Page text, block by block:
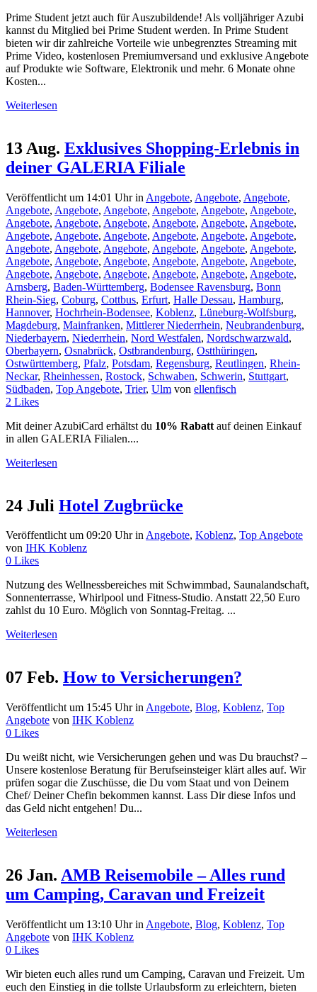
Prime Student jetzt auch für Auszubildende! Als volljähriger Azubi
kannst du Mitglied bei Prime Student werden. In Prime Student
bieten wir dir zahlreiche Vorteile wie unbegrenztes Streaming mit
Prime Video, kostenlosen Premiumversand und exklusive Angebote
auf Produkte wie Software, Elektronik und mehr. 6 Monate ohne
Kosten...
Weiterlesen
13 Aug. Exklusives Shopping-Erlebnis in
deiner GALERIA Filiale
Veröffentlicht um 14:01 Uhrin Angebote, Angebote, Angebote,
Angebote, Angebote, Angebote, Angebote, Angebote, Angebote,
Angebote, Angebote, Angebote, Angebote, Angebote, Angebote,
Angebote, Angebote, Angebote, Angebote, Angebote, Angebote,
Angebote, Angebote, Angebote, Angebote, Angebote, Angebote,
Angebote, Angebote, Angebote, Angebote, Angebote, Angebote,
Angebote, Angebote, Angebote, Angebote, Angebote, Angebote,
Arnsberg, Baden-Württemberg, Bodensee Ravensburg, Bonn
Rhein-Sieg, Coburg, Cottbus, Erfurt, Halle Dessau, Hamburg,
Hannover, Hochrhein-Bodensee, Koblenz, Lüneburg-Wolfsburg,
Magdeburg, Mainfranken, Mittlerer Niederrhein, Neubrandenburg,
Niederbayern, Niederrhein, Nord Westfalen, Nordschwarzwald,
Oberbayern, Osnabrück, Ostbrandenburg, Ostthüringen,
Ostwürttemberg, Pfalz, Potsdam, Regensburg, Reutlingen, Rhein-
Neckar, Rheinhessen, Rostock, Schwaben, Schwerin, Stuttgart,
Südbaden, Top Angebote, Trier, Ulm von ellenfisch
2 Likes
Mit deiner AzubiCard erhältst du 10% Rabatt auf deinen Einkauf
in allen GALERIA Filialen....
Weiterlesen
24 Juli Hotel Zugbrücke
Veröffentlicht um 09:20 UhrinAngebote, Koblenz, Top Angebote
von IHK Koblenz
0 Likes
Nutzung des Wellnessbereiches mit Schwimmbad, Saunalandschaft,
Sonnenterrasse, Whirlpool und Fitness-Studio. Anstatt 22,50 Euro
zahlst du 10 Euro. Möglich von Sonntag-Freitag. ...
Weiterlesen
07 Feb. How to Versicherungen?
Veröffentlicht um 15:45 Uhrin Angebote, Blog, Koblenz, Top
Angebote von IHK Koblenz
0 Likes
Du weißt nicht, wie Versicherungen gehen und was Du brauchst? –
Unsere kostenlose Beratung für Berufseinsteiger klärt alles auf. Wir
prüfen sogar die Zuschüsse, die Du vom Staat und von Deinem
Chef/ Deiner Chefin bekommen kannst. Lass Dir diese Infos und
das Geld nicht entgehen! Du...
Weiterlesen
26 Jan. AMB Reisemobile – Alles rund
um Camping, Caravan und Freizeit
Veröffentlicht um 13:10 Uhrin Angebote, Blog, Koblenz, Top
Angebote von IHK Koblenz
0 Likes
Wir bieten euch alles rund um Camping, Caravan und Freizeit. Um
euch den Einstieg in die tollste Urlaubsform zu erleichtern, bieten